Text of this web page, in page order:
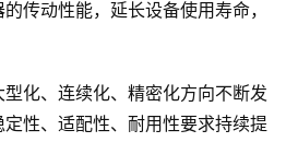
传动性能，延长设备使用寿命，
化、连续化、精密化方向不断发
性、适配性、耐用性要求持续提